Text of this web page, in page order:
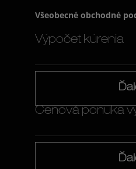
Všeobecné obchodné
Výpočet kúrenia
Cenová ponuka